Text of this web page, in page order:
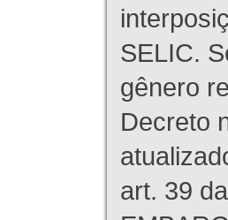
SELIC.
gênero
Decreto
art. 39